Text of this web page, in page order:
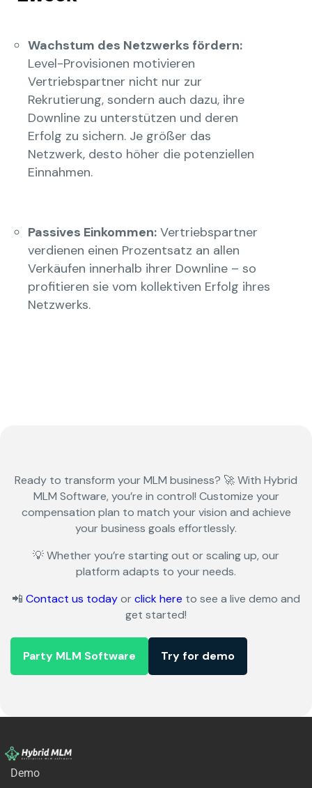
Wachstum des Netzwerks fördern:
Level-Provisionen motivieren
Vertriebspartner nicht nur zur
Rekrutierung, sondern auch dazu, ihre
Downline zu unterstützen und deren
Erfolg zu sichern. Je größer das
Netzwerk, desto höher die potenziellen
Einnahmen.
Passives Einkommen: Vertriebspartner
verdienen einen Prozentsatz an allen
Verkäufen innerhalb ihrer Downline – so
profitieren sie vom kollektiven Erfolg ihres
Netzwerks.
Ready to transform yourMLM business? 🚀 With Hybrid
MLM Software, you’re in control! Customize your
compensation plan to match your vision and achieve
your business goals effortlessly.
💡 Whether you’re starting out or scaling up, our
platform adapts to your needs.
📲 Contact us todayorclick here to see a live demo and
get started!
Party MLM Software Try for demo
Demo